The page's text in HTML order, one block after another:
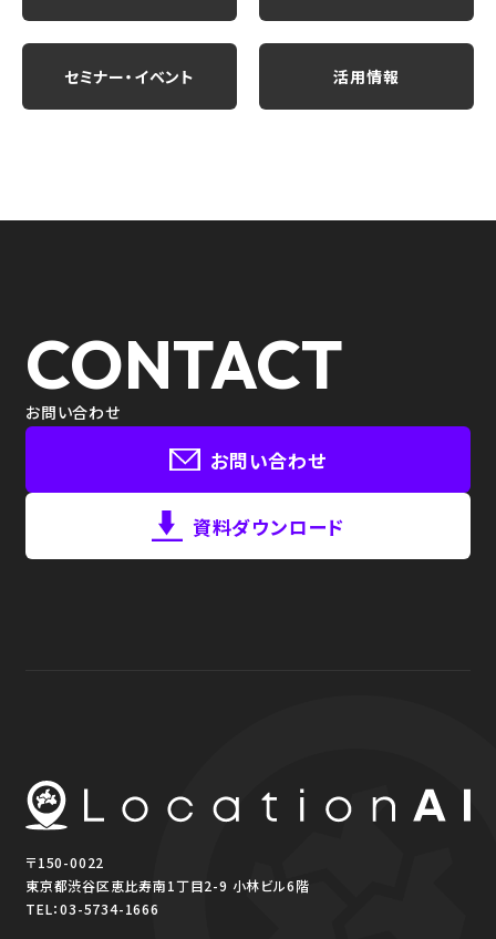
セミナー・イベント 活用情報
CONTACT
お問い合わせ
お問い合わせ
資料ダウンロード
〒150-0022
東京都渋谷区恵比寿南1丁目2-9 小林ビル6階
TEL：03-5734-1666